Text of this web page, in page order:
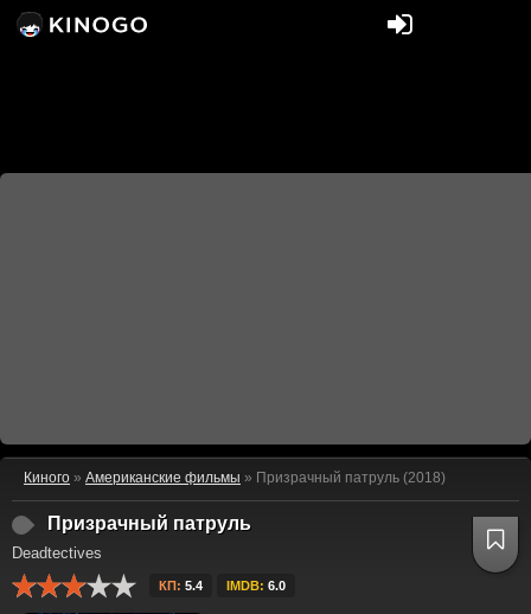
Киного » Американские фильмы » Призрачный патруль (2018)
Призрачный патруль
Deadtectives
КП: 5.4 IMDB: 6.0